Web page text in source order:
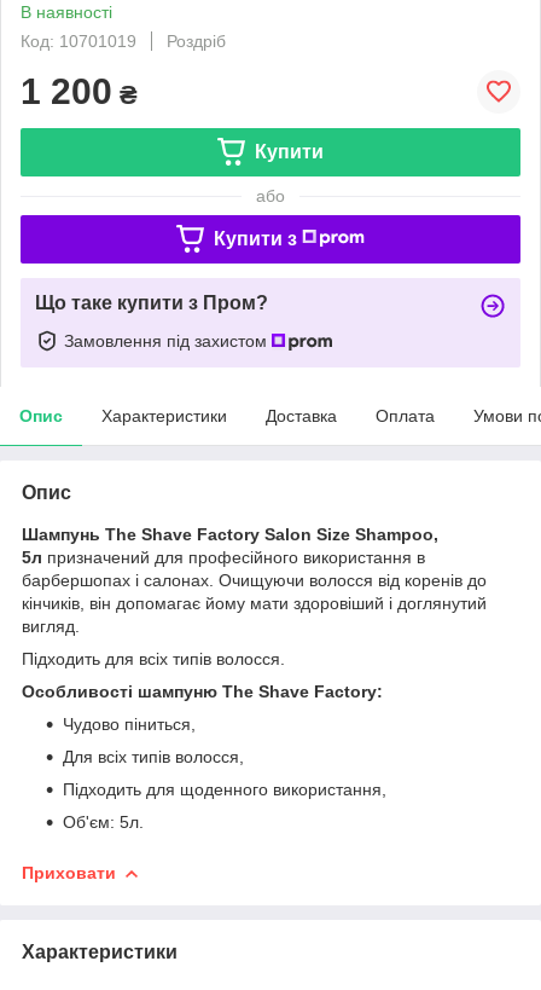
В наявності
Код: 10701019
Роздріб
1 200 ₴
Купити
або
Купити з
Що таке купити з Пром?
Замовлення під захистом
Опис Характеристики Доставка Оплата Умови
Опис
Шампунь The Shave Factory Salon Size Shampoo,
5л призначений для професійного використання в
барбершопах і салонах. Очищуючи волосся від коренів до
кінчиків, він допомагає йому мати здоровіший і доглянутий
вигляд.
Підходить для всіх типів волосся.
Особливості шампуню The Shave Factory:
Чудово піниться,
Для всіх типів волосся,
Підходить для щоденного використання,
Об'єм: 5л.
Приховати
Характеристики